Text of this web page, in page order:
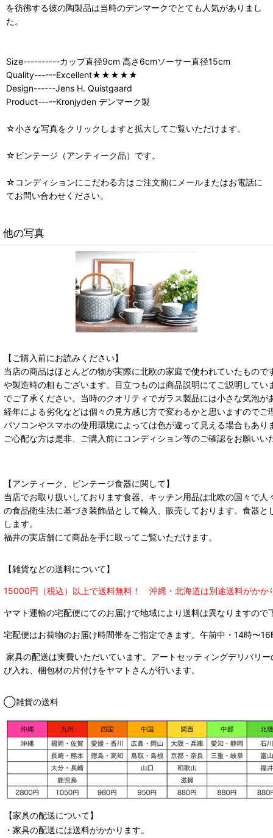
を彷彿する彼の陶製品は当時のデンマークでとても人気がありまし
た。
Size----------カップ直径9cm 高さ6cmソーサー直径15cm
Quality------Excellent★★★★★
Design------Jens H. Quistgaard
Product-----Kronjyden デンマーク製
☆小さな写真をクリックしますと拡大してご覧いただけます。
☆ビンテージ（アンティーク品）です。
☆コンディションにこだわる方はご注文前にメールまたはお電話に
てお問い合わせください。
他の写真
【ご購入前にお読みください】
当店の商品はほとんどの物が実際に北欧の家庭で使われていたもの
や製造時の粗もございます。目立つものは商品説明にてご説明して
でご了承ください。当時のクオリティでガラス製品には小さな気泡が
経年による劣化などは個々の見方感じ方で変わるかと思いますのでご
パソコンやスマホの使用環境によっては色が違って見える場合もあ
ご心配な方は是非、ご購入前にコンディション等のご確認をお願い
【アンティーク、ビンテージ食器に関して】
当店でお取り扱いしております食器、キッチン用品は北欧の国々で
の食品衛生法に基づき装飾品として輸入、販売しております。食器
します。
福井の実店舗にて商品を手に取ってご覧いただけます。
【雑貨などの送料について】
15000円（税込）以上で送料無料！ 沖縄・北海道は別途送料がかか
ヤマト運輸の宅配便にてのお届けで地域により送料は異なりますので
宅配便はお荷物のお届け時間帯をご指定できます。 午前中・14時〜
家具の配送は実費いただいています。アートセッティングデリバリ
び入れ、梱包材の片付けをヤマトさんが行います。
◯雑貨の送料
【家具の配送について】
・家具の配送には送料がかかります。